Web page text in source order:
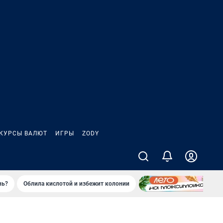
ВАЛЮТ ИГРЫ ZODY
Облила кислотой и избежит колонии